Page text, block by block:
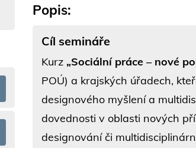
Popis:
Cíl semináře
Kurz „Sociální práce – nové
POÚ) a krajských úřadech,
designového myšlení a
dovednosti v oblasti nových
designování či